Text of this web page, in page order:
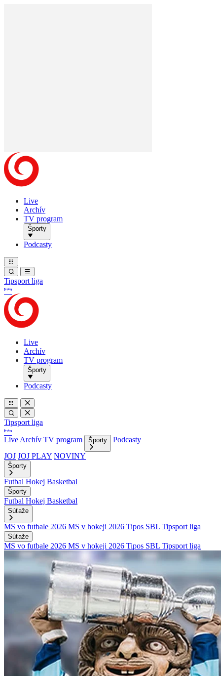
Live
Archív
TV program
Športy
Podcasty
Tipsport liga
Live
Archív
TV program
Športy
Podcasty
Tipsport liga
Live Archív TV program Športy
Podcasty
JOJ JOJ PLAY NOVINY
Športy
Futbal Hokej Basketbal
Športy
Futbal Hokej Basketbal
Súťaže
MS vo futbale 2026 MS v hokeji 2026 Tipos SBL Tipsport liga
Súťaže
MS vo futbale 2026 MS v hokeji 2026 Tipos SBL Tipsport liga